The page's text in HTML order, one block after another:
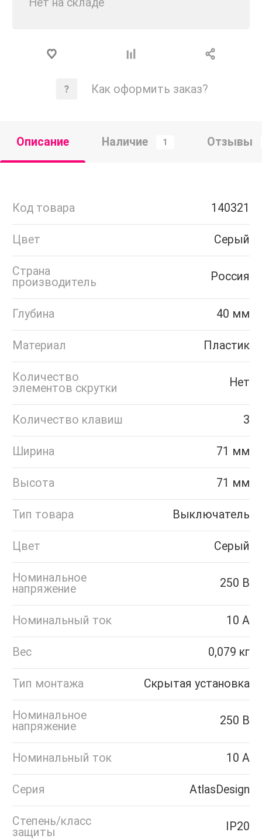
Нет на складе
Как оформить заказ?
Описание Наличие 1 Отзывы
Код товара 140321
Цвет Серый
Страна
производитель
Россия
Глубина 40 мм
Материал Пластик
Количество
элементов скрутки
Нет
Количество клавиш 3
Ширина 71 мм
Высота 71 мм
Тип товара Выключатель
Цвет Серый
Номинальное
напряжение
250 В
Номинальный ток 10 А
Вес 0,079 кг
Тип монтажа Скрытая установка
Номинальное
напряжение
250 В
Номинальный ток 10 А
Серия AtlasDesign
Степень/класс
защиты
IP20